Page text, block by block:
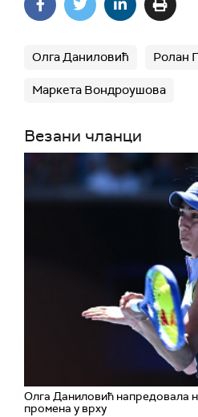
Олга Даниловић Ролан
Маркета Вондроушова
Везани чланци
Олга Даниловић напредовала
промена у врху